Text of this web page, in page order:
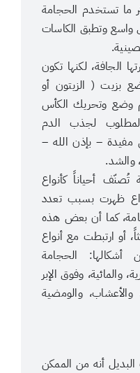
ما تستخدم الحجامة
واسع وتطبق الكاسات
الجافة، لكنها تكون
بزيت ( الزيتون أو
وضع وتحريك الكأس
لجذب الدم
– بإذن الله –
والشد.
أحياناً كأنواع
ظهرت بسبب تعدد
كما أن بعض هذه
أو ارتبطت مع أنواع
أشكالها: الحجامة
والمائية، وفوق الإبر
والأعشاب، والومضية
أنه من الممكن